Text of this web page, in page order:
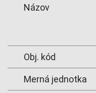
Názov
Obj. kód
Merná jednotka